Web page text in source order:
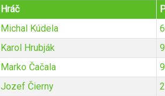
Hráč
Michal Kúdela
Karol Hrubják
Marko Čačala
Jozef Čierny